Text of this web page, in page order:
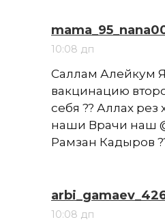
10:08 дп
Саллам Алейкум
вакцинацию
себя ?? Аллах
наши Врачи наш
Рамзан Кадыров
10:08 дп